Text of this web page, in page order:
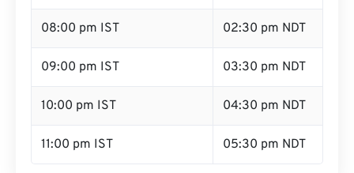
08:00 pm IST 02:30 pm NDT
09:00 pm IST 03:30 pm NDT
10:00 pm IST 04:30 pm NDT
11:00 pm IST 05:30 pm NDT